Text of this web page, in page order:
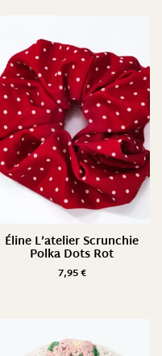
Éline L’atelier Scrunchie
Polka Dots Rot
7,95€